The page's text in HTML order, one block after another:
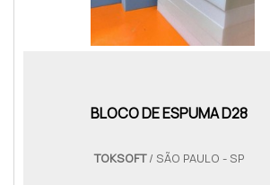
BLOCO DE ESPUMA D28
TOKSOFT/ SÃO PAULO - SP